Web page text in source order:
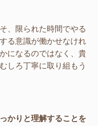
、限られた時間でやる
る意識が働かせなけれ
になるのではなく、貴
しろ丁寧に取り組もう
かりと理解することを